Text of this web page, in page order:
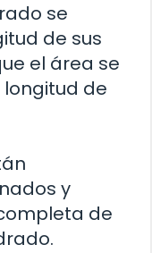
se
de sus
el área se
de
y
de